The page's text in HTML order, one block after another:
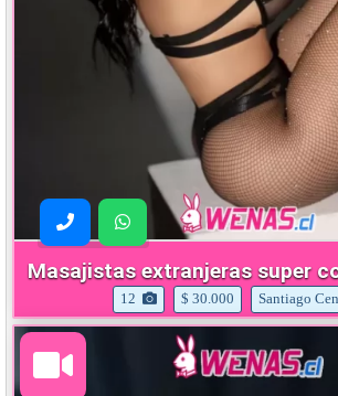
Masajistas extranjeras super
12 $ 30.000 Santiago